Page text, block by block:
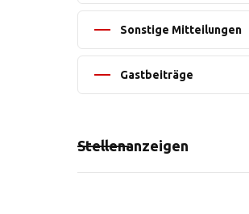
Sonstige Mitteilungen
Gastbeiträge
Stellenanzeigen